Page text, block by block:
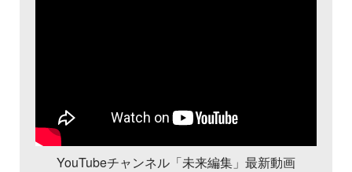
YouTubeチャンネル「未来編集」最新動画